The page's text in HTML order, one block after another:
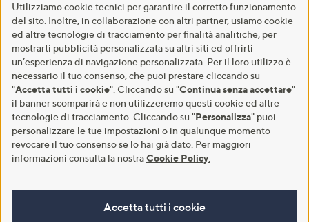
Carillo Home Completo letto in
Carillo Home Completo letto
matrimoniale in cotone
Aggiungi al carrello
Utilizziamo cookie tecnici per garantire il corretto funzionamento
del sito. Inoltre, in collaborazione con altri partner, usiamo cookie
ed altre tecnologie di tracciamento per finalità analitiche, per
mostrarti pubblicità personalizzata su altri siti ed offrirti
un’esperienza di navigazione personalizzata. Per il loro utilizzo è
necessario il tuo consenso, che puoi prestare cliccando su
"Accetta tutti i cookie". Cliccando su "Continua senza accettare"
il banner scomparirà e non utilizzeremo questi cookie ed altre
tecnologie di tracciamento. Cliccando su "Personalizza" puoi
personalizzare le tue impostazioni o in qualunque momento
revocare il tuo consenso se lo hai già dato. Per maggiori
informazioni consulta la nostraCookie Policy
Accetta tutti i cookie